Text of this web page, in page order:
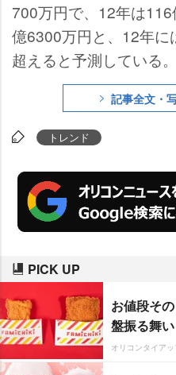
700万円で、12年は
億6300万円と、12年に
超えると予測している。
記事全文・
トレンド
PICK UP
お値段そ
盤振る舞い
オリコンタイア